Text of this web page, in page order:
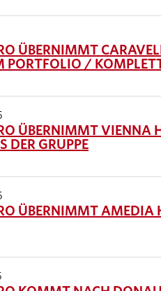
ÜBERNIMMT
PORTFOLIO /
ÜBERNIMMT VIENNA
DER GRUPPE
ÜBERNIMMT AMEDIA